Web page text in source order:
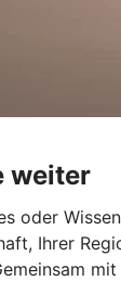
weiter
oder
Ihrer